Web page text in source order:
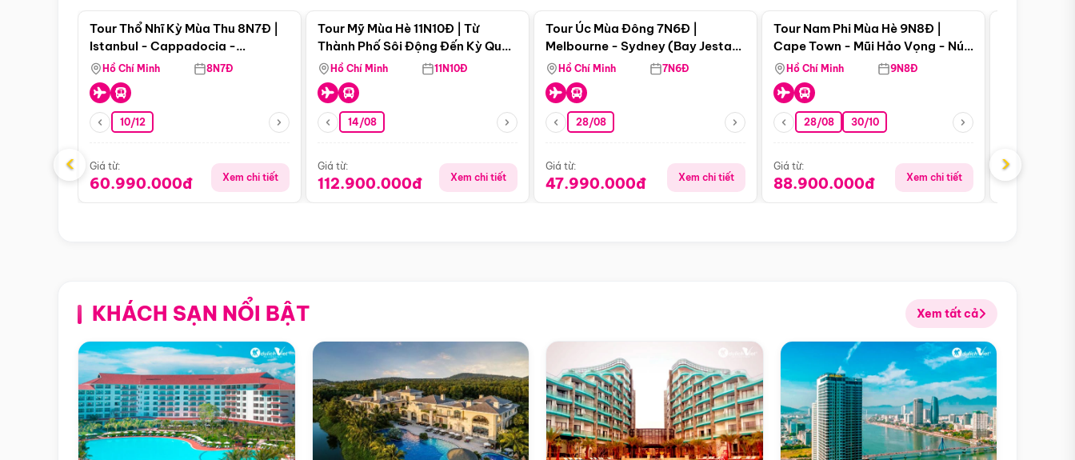
Tour Thổ Nhĩ Kỳ Mùa Thu 8N7Đ |
Istanbul - Cappadocia -
Pamukkale
Hồ Chí Minh 8N7Đ
10/12
Giá từ:
60.990.000đ Xem chi tiết
Tour Mỹ Mùa Hè 11N10Đ | Từ
Thành Phố Sôi Động Đến Kỳ Quan
Thiên Nhiên Mỹ
Hồ Chí Minh 11N10Đ
14/08
Giá từ:
112.900.000đ Xem chi tiết
Tour Úc Mùa Đông 7N6Đ |
Melbourne - Sydney (Bay Jestar
Airways)
Hồ Chí Minh 7N6Đ
28/08
Giá từ:
47.990.000đ Xem chi tiết
Tour Nam Phi Mùa Hè 9N8Đ |
Cape Town - Mũi Hảo Vọng - Núi
Bàn - Johannesburg - Pretoria -
Safari - Lodge
Hồ Chí Minh 9N8Đ
28/08 30/10
Giá từ:
88.900.000đ Xem chi tiết
Giá từ:
‹ ›
KHÁCH SẠN NỔI BẬT Xem tất cả